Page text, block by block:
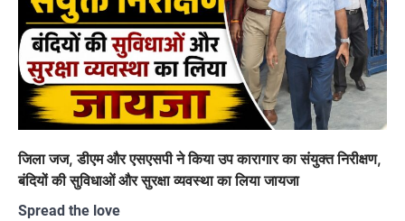
जिला जज, डीएम और एसएसपी ने किया उप कारागार का संयुक्त निरीक्षण,
बंदियों की सुविधाओं और सुरक्षा व्यवस्था का लिया जायजा
Spread the love